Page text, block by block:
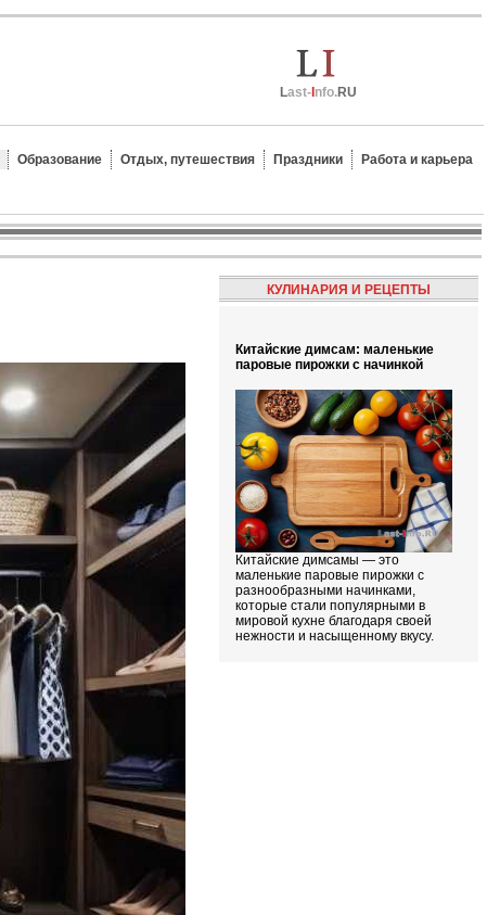
Last- nfo.RU
Образование Отдых, путешествия Праздники
Работа и карьера
КУЛИНАРИЯ И РЕЦЕПТЫ
Китайские димсам: маленькие
паровые пирожки с начинкой
Китайские димсамы — это
маленькие паровые пирожки с
разнообразными начинками,
которые стали популярными в
мировой кухне благодаря своей
нежности и насыщенному вкусу.